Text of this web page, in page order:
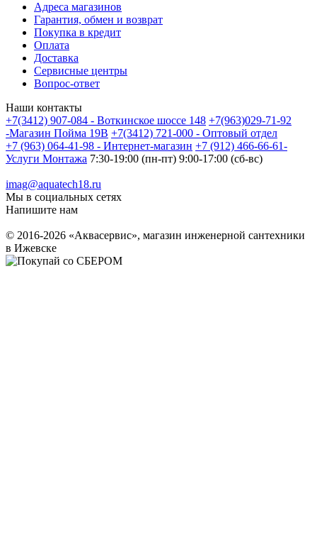
Адреса магазинов
Гарантия, обмен и возврат
Покупка в кредит
Оплата
Доставка
Сервисные центры
Вопрос-ответ
Наши контакты
+7(3412) 907-084 - Воткинское шоссе 148 +7(963)029-71-92
-Магазин Пойма 19В +7(3412) 721-000 - Оптовый отдел
+7 (963) 064-41-98 - Интернет-магазин +7 (912) 466-66-61-
Услуги Монтажа 7:30-19:00 (пн-пт) 9:00-17:00 (сб-вс)
imag@aquatech18.ru
Мы в социальных сетях
Напишите нам
© 2016-2026 «Аквасервис», магазин инженерной сантехники
в Ижевске